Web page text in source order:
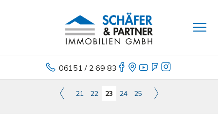
06151 / 2 69 83
21 22 23 24 25